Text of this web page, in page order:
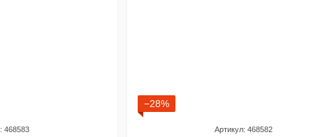
468583
−28%
Артикул: 468582